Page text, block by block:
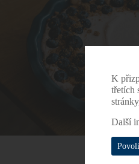
K
třetích
Další